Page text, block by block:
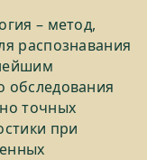
– метод,
распознавания
обследования
точных
при